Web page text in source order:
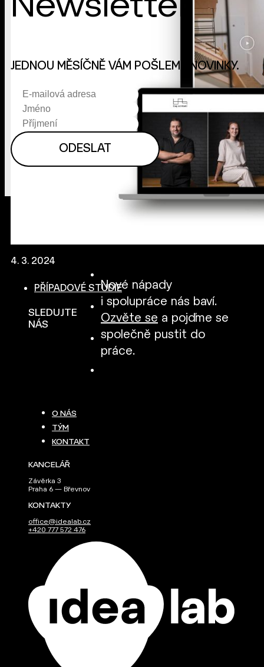
4. 3. 2024
PŘÍPADOVÉ STUDIE
Newsletter
JEDNOU MĚSÍČNĚ VÁM POŠLEME NOVINKY.
SLEDUJTE
NÁS
Nové nápady
i spolupráce nás baví.
Ozvěte se a pojďme se
společně pustit do
práce.
O NÁS
TÝM
KONTAKT
KANCELÁŘ
Závěrka 3
Praha 6 — Břevnov
KONTAKTY
office@idealab.cz
+420 777 572 476